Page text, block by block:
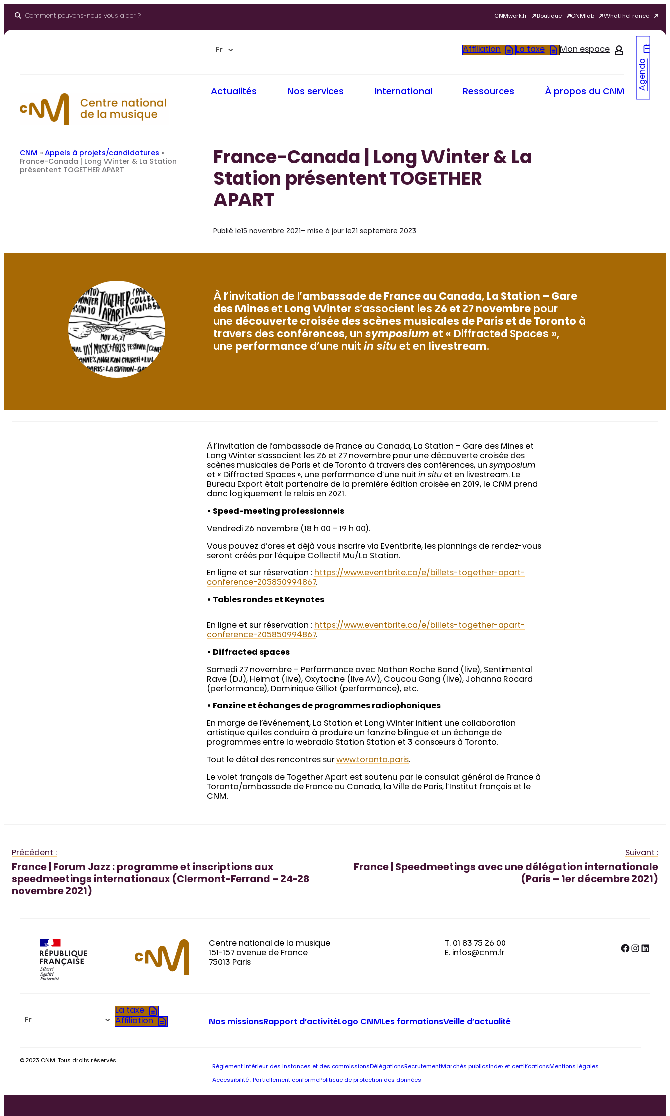
Comment pouvons-nous vous aider ? CNMwork.fr Boutique CNMlab WhatTheFrance
Fr Affiliation La taxe Mon espace
Actualités Nos services International Ressources À propos du CNM
Agenda
CNM » Appels à projets/candidatures »
France-Canada | Long Winter & La Station
présentent TOGETHER APART
France-Canada | Long Winter & La
Station présentent TOGETHER
APART
Publié le15 novembre 2021 – mise à jour le21 septembre 2023
À l’invitation de l’ambassade de France au Canada, La Station – Gare
des Mineset Long Winter s’associent les26 et 27 novembre pour
une découverte croisée des scènes musicales de Paris et de Toronto à
travers des conférences, unsymposium et « Diffracted Spaces »,
une performance d’une nuitin situ et en livestream.
À l’invitation de l’ambassade de France au Canada, La Station – Gare des Mines et
Long Winter s’associent les 26 et 27 novembre pour une découverte croisée des
scènes musicales de Paris et de Toronto à travers des conférences, unsymposium
et « Diffracted Spaces », une performance d’une nuitin situ et en livestream. Le
Bureau Export était partenaire de la première édition croisée en 2019, le CNM prend
donc logiquement le relais en 2021.
• Speed-meeting professionnels
Vendredi 26 novembre (18 h 00 – 19 h 00).
Vous pouvez d’ores et déjà vous inscrire via Eventbrite, les plannings de rendez-vous
seront créés par l’équipe Collectif Mu/La Station.
En ligne et sur réservation : https://www.eventbrite.ca/e/billets-together-apart-
conference-205850994867.
• Tables rondes et Keynotes
En ligne et sur réservation : https://www.eventbrite.ca/e/billets-together-apart-
conference-205850994867.
• Diffracted spaces
Samedi 27 novembre – Performance avec Nathan Roche Band (live), Sentimental
Rave (DJ), Heimat (live), Oxytocine (live AV), Coucou Gang (live), Johanna Rocard
(performance), Dominique Gilliot (performance), etc.
• Fanzine et échanges de programmes radiophoniques
En marge de l’événement, La Station et Long Winter initient une collaboration
artistique qui les conduira à produire un fanzine bilingue et un échange de
programmes entre la webradio Station Station et 3 consœurs à Toronto.
Tout le détail des rencontres surwww.toronto.paris.
Le volet français de Together Apart est soutenu par le consulat général de France à
Toronto/ambassade de France au Canada, la Ville de Paris, l’Institut français et le
CNM.
Précédent :
France | Forum Jazz : programme et inscriptions aux
speedmeetings internationaux (Clermont-Ferrand – 24-28
novembre 2021)
Suivant :
France | Speedmeetings avec une délégation internationale
(Paris – 1er décembre 2021)
Centre national de la musique
151-157 avenue de France
75013 Paris
T. 01 83 75 26 00
E. infos@cnm.fr
Facebook InstagramLinkedIn
Fr
La taxe
Affiliation
Nos missionsRapport d’activitéLogo CNMLes formationsVeille d’actualité
© 2023 CNM. Tous droits réservés
Règlement intérieur des instances et des commissions Délégations RecrutementMarchés publics Index et certifications Mentions légales
Accessibilité : Partiellement conformePolitique de protection des données